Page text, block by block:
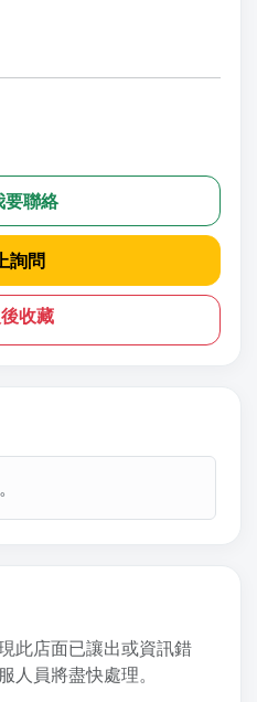
要聯絡
詢問
收藏
此店面已讓出或資訊錯
人員將盡快處理。